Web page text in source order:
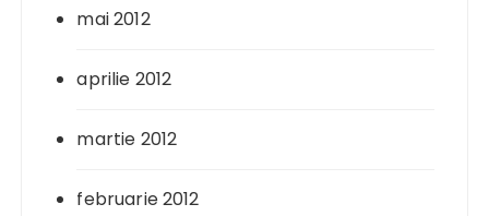
mai 2012
aprilie 2012
martie 2012
februarie 2012